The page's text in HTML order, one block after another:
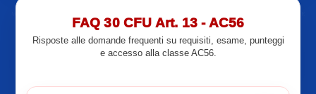
FAQ 30 CFU Art. 13 - AC56
Risposte alle domande frequenti su requisiti, esame, punteggi
e accesso alla classe AC56.